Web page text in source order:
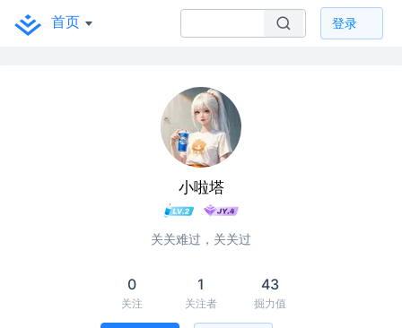
首页 登录
小啦塔
关关难过，关关过
0
关注
1
关注者
43
掘力值